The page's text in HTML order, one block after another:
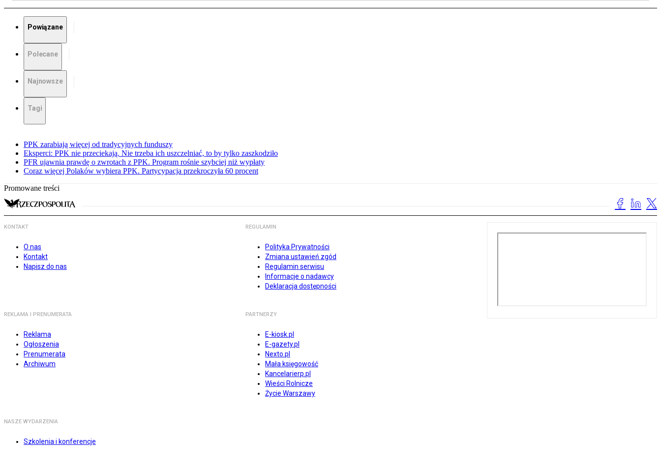
Powiązane
Polecane
Najnowsze
Tagi
PPK zarabiają więcej od tradycyjnych funduszy
Eksperci: PPK nie przeciekają. Nie trzeba ich uszczelniać, to by tylko zaszkodziło
PFR ujawnia prawdę o zwrotach z PPK. Program rośnie szybciej niż wypłaty
Coraz więcej Polaków wybiera PPK. Partycypacja przekroczyła 60 procent
Promowane treści
KONTAKT
O nas
Kontakt
Napisz do nas
REGULAMIN
Polityka Prywatności
Zmiana ustawień zgód
Regulamin serwisu
Informacje o nadawcy
Deklaracja dostępności
REKLAMA I PRENUMERATA
Reklama
Ogłoszenia
Prenumerata
Archiwum
PARTNERZY
E-kiosk.pl
E-gazety.pl
Nexto.pl
Mała księgowość
Kancelarierp.pl
Wieści Rolnicze
Życie Warszawy
NASZE WYDARZENIA
Szkolenia i konferencje